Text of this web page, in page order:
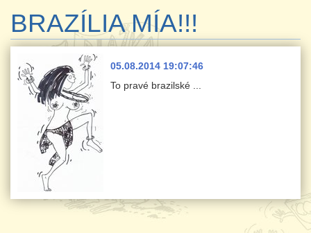
BRAZÍLIA MÍA!!!
05.08.2014 19:07:46
To pravé brazilské ...